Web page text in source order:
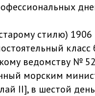
стилю)
класс
ведомству №
морским
II], в шестой